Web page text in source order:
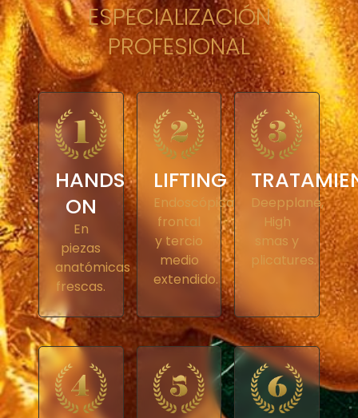
ESPECIALIZACIÓN
PROFESIONAL
HANDS
ON
En
piezas
anatómicas
frescas.
LIFTING
Endoscópica
frontal
y tercio
medio
extendido.
Deepplane,
High
smas y
plicatures.